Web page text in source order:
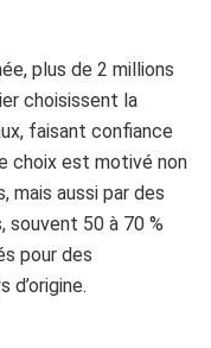
plus de 2 millions
choisissent la
faisant confiance
choix est motivé non
mais aussi par des
souvent 50 à 70 %
pour des
d’origine.